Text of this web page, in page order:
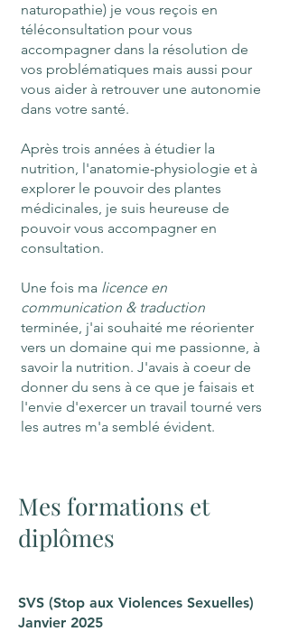
naturopathie) je vous reçois en
téléconsultation pour vous
accompagner dans la résolution de
vos problématiques mais aussi pour
vous aider à retrouver une autonomie
dans votre santé.
Après trois années à étudier la
nutrition, l'anatomie-physiologie et à
explorer le pouvoir des plantes
médicinales, je suis heureuse de
pouvoir vous accompagner en
consultation.
Une fois ma licence en
communication & traduction
terminée, j'ai souhaité me réorienter
vers un domaine qui me passionne, à
savoir la nutrition. J'avais à coeur de
donner du sens à ce que je faisais et
l'envie d'exercer un travail tourné vers
les autres m'a semblé évident.
Mes formations et
diplômes
SVS (Stop aux Violences Sexuelles)
Janvier 2025